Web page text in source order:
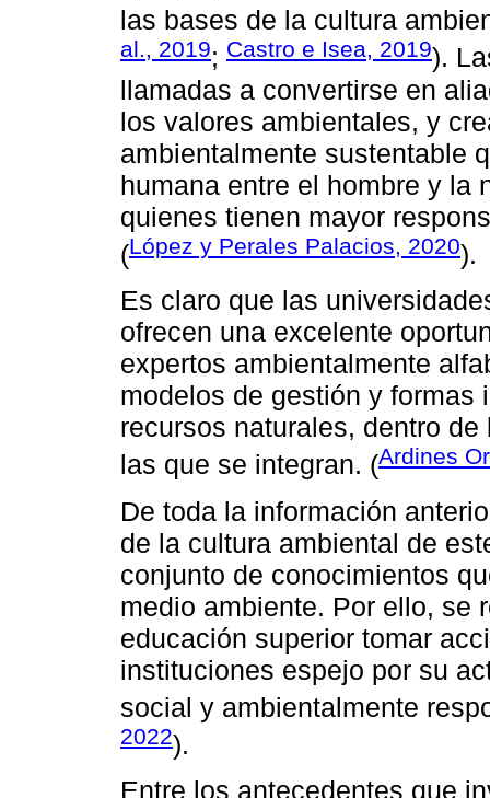
las bases de la cultura
al., 2019; Castro e Isea, 2019).
llamadas a convertirse en
los valores ambientales, y
ambientalmente sustentable
humana entre el hombre y la
quienes tienen mayor
(López y Perales Palacios, 2020).
Es claro que las
ofrecen una excelente
expertos ambientalmente
modelos de gestión y formas
recursos naturales, dentro
las que se integran. (Ardines
De toda la información
de la cultura ambiental de
conjunto de conocimientos
medio ambiente. Por ello, se
educación superior tomar
instituciones espejo por su
social y ambientalmente
2022).
Entre los antecedentes que